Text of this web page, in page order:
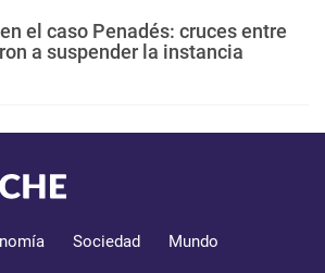
el caso Penadés: cruces entre
a suspender la instancia
Sociedad Mundo